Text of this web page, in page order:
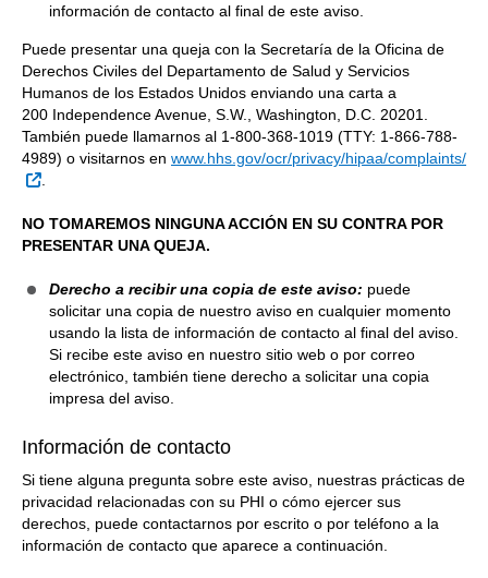
información de contacto al final de este aviso.
Puede presentar una queja con la Secretaría de la Oficina de
Derechos Civiles del Departamento de Salud y Servicios
Humanos de los Estados Unidos enviando una carta a
200 Independence Avenue, S.W., Washington, D.C. 20201.
También puede llamarnos al 1-800-368-1019 (TTY: 1-866-788-
4989) o visitarnos en www.hhs.gov/ocr/privacy/hipaa/complaints/
Sitio Externo
NO TOMAREMOS NINGUNA ACCIÓN EN SU CONTRA POR
PRESENTAR UNA QUEJA.
Derecho a recibir una copia de este aviso: puede
solicitar una copia de nuestro aviso en cualquier momento
usando la lista de información de contacto al final del aviso.
Si recibe este aviso en nuestro sitio web o por correo
electrónico, también tiene derecho a solicitar una copia
impresa del aviso.
Información de contacto
Si tiene alguna pregunta sobre este aviso, nuestras prácticas de
privacidad relacionadas con su PHI o cómo ejercer sus
derechos, puede contactarnos por escrito o por teléfono a la
información de contacto que aparece a continuación.